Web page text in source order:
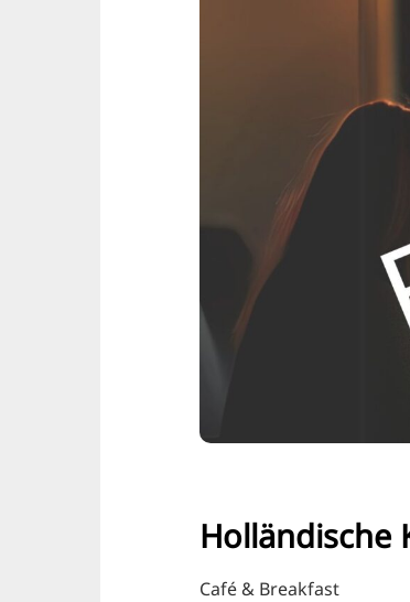
Holländische
Café & Breakfast